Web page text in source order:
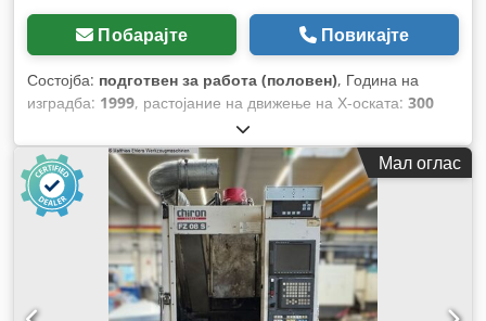
Побарајте Повикајте
Состојба: подготвен за работа (половен), Година на
изградба: 1999, растојание на движење на Х-оската: 300
250 мм
Z-оска:250 мм,
Мал оглас